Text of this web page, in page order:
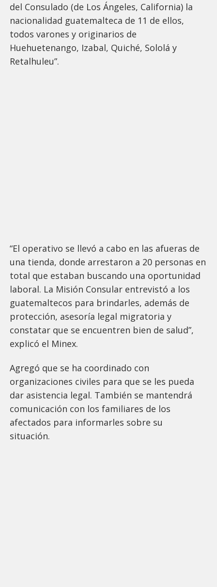
del Consulado (de Los Ángeles, California) la
nacionalidad guatemalteca de 11 de ellos,
todos varones y originarios de
Huehuetenango, Izabal, Quiché, Sololá y
Retalhuleu”.
“El operativo se llevó a cabo en las afueras de
una tienda, donde arrestaron a 20 personas en
total que estaban buscando una oportunidad
laboral. La Misión Consular entrevistó a los
guatemaltecos para brindarles, además de
protección, asesoría legal migratoria y
constatar que se encuentren bien de salud”,
explicó el Minex.
Agregó que se ha coordinado con
organizaciones civiles para que se les pueda
dar asistencia legal. También se mantendrá
comunicación con los familiares de los
afectados para informarles sobre su
situación.